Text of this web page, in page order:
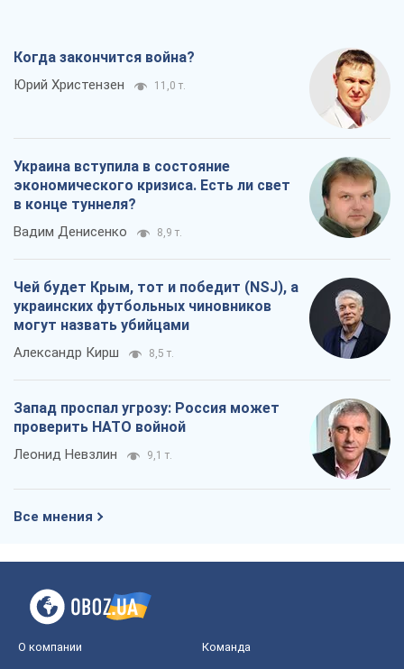
Когда закончится война?
Юрий Христензен 11,0 т.
Украина вступила в состояние
экономического кризиса. Есть ли свет
в конце туннеля?
Вадим Денисенко 8,9 т.
Чей будет Крым, тот и победит (NSJ), а
украинских футбольных чиновников
могут назвать убийцами
Александр Кирш 8,5 т.
Запад проспал угрозу: Россия может
проверить НАТО войной
Леонид Невзлин 9,1 т.
Все мнения
О компании Команда